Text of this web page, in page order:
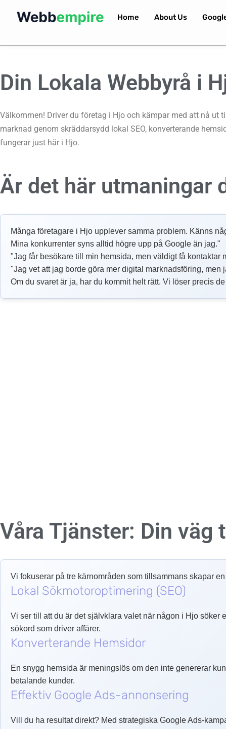
Home About Us
Din Lokala Webbyrå i
Välkommen! Driver du företag i Hjo och kämpar med att nå ut
marknad genom skräddarsydd lokal SEO, konverterande
fungerar just här i Hjo.
Är det här utmaningar
Många företagare i Hjo upplever samma problem. Känns
Mina konkurrenter syns alltid högre upp på Google än jag."
"Jag får besökare till min hemsida, men väldigt få kontaktar
"Jag vet att jag borde göra mer digital marknadsföring, men
Om du svaret är ja, har du kommit helt rätt. Vi löser precis
Våra Tjänster: Din väg
Vi fokuserar på tre kärnområden som tillsammans skapar
Lokal Sökmotoroptimering (SEO)
Vi ser till att du är det självklara valet när någon i Hjo söker
sökord som driver affärer.
Konverterande Hemsidor
En snygg hemsida är meningslös om den inte genererar
betalande kunder.
Effektiv Google Ads-annonsering
Vill du ha resultat direkt? Med strategiska Google Ads-